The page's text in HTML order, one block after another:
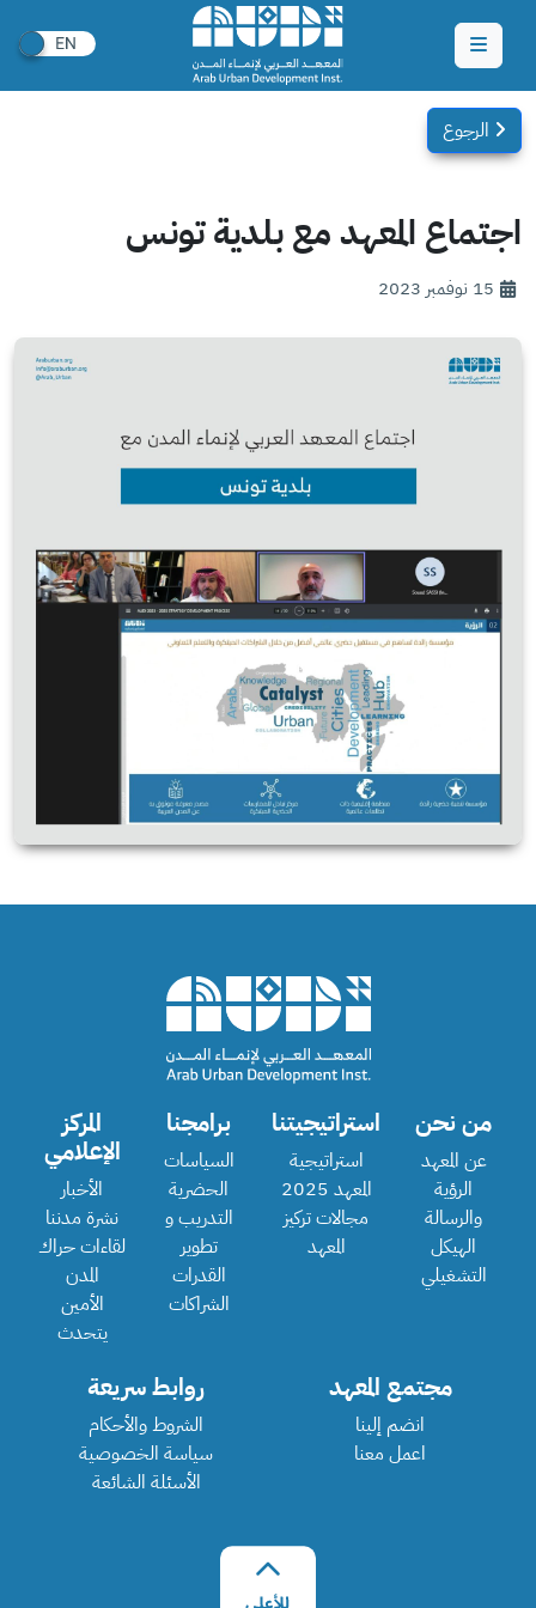
الرجوع
اجتماع المعهد مع بلدية تونس
15 نوفمبر 2023
من نحن
عن المعهد
الرؤية
والرسالة
الهيكل
التشغيلي
استراتيجيتنا
استراتيجية
المعهد 2025
مجالات تركيز
المعهد
برامجنا
السياسات
الحضرية
التدريب و
تطوير
القدرات
الشراكات
المركز
الإعلامي
الأخبار
نشرة مدننا
لقاءات حراك
المدن
الأمين
يتحدث
مجتمع المعهد
انضم إلينا
اعمل معنا
روابط سريعة
الشروط والأحكام
سياسة الخصوصية
الأسئلة الشائعة